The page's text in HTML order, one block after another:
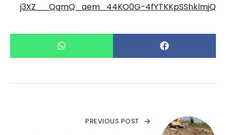
j3XZ__QqmQ_aem_44KO0G-4fYTKKpSShklmjQ
PREVIOUS POST